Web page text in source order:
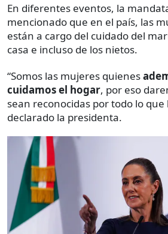
En diferentes eventos, la
mencionado que en el país, las
están a cargo del cuidado del
casa e incluso de los nietos.
“Somos las mujeres quienes
cuidamos el hogar, por eso
sean reconocidas por todo lo que
declarado la presidenta.